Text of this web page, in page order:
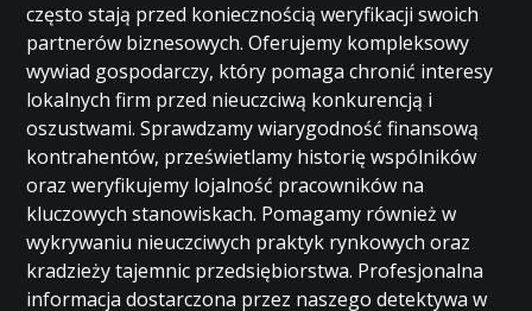
często stają przed koniecznością weryfikacji swoich
partnerów biznesowych. Oferujemy kompleksowy
wywiad gospodarczy, który pomaga chronić interesy
lokalnych firm przed nieuczciwą konkurencją i
oszustwami. Sprawdzamy wiarygodność finansową
kontrahentów, prześwietlamy historię wspólników
oraz weryfikujemy lojalność pracowników na
kluczowych stanowiskach. Pomagamy również w
wykrywaniu nieuczciwych praktyk rynkowych oraz
kradzieży tajemnic przedsiębiorstwa. Profesjonalna
informacja dostarczona przez naszego detektywa w